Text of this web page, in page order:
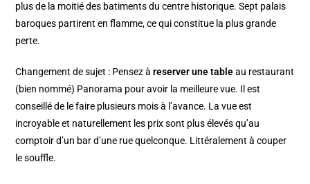
plus de la moitié des batiments du centre historique. Sept palais
baroques partirent en flamme, ce qui constitue la plus grande
perte.
Changement de sujet : Pensez àreserver une tableau restaurant
(bien nommé) Panorama pour avoir la meilleure vue. Il est
conseillé de le faire plusieurs mois à l’avance. La vue est
incroyable et naturellement les prix sont plus élevés qu’au
comptoir d’un bar d’une rue quelconque. Littéralement à couper
le souffle.